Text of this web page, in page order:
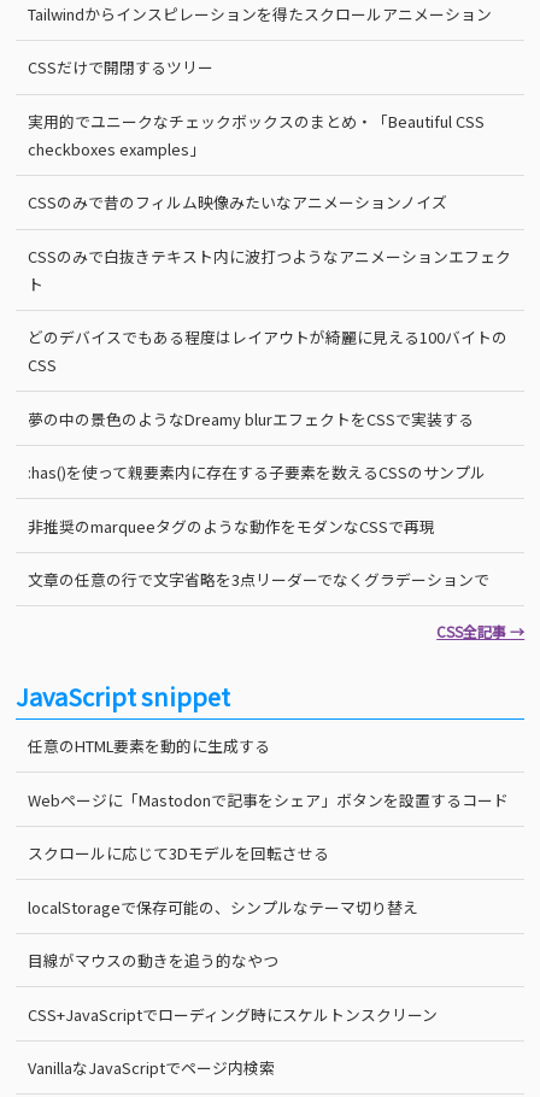
Tailwindからインスピレーションを得たスクロールアニメーション
CSSだけで開閉するツリー
実用的でユニークなチェックボックスのまとめ・「Beautiful CSS
checkboxes examples」
CSSのみで昔のフィルム映像みたいなアニメーションノイズ
CSSのみで白抜きテキスト内に波打つようなアニメーションエフェク
ト
どのデバイスでもある程度はレイアウトが綺麗に見える100バイトの
CSS
夢の中の景色のようなDreamy blurエフェクトをCSSで実装する
:has()を使って親要素内に存在する子要素を数えるCSSのサンプル
非推奨のmarqueeタグのような動作をモダンなCSSで再現
文章の任意の行で文字省略を3点リーダーでなくグラデーションで
CSS全記事 →
JavaScript snippet
任意のHTML要素を動的に生成する
Webページに「Mastodonで記事をシェア」ボタンを設置するコード
スクロールに応じて3Dモデルを回転させる
localStorageで保存可能の、シンプルなテーマ切り替え
目線がマウスの動きを追う的なやつ
CSS+JavaScriptでローディング時にスケルトンスクリーン
VanillaなJavaScriptでページ内検索